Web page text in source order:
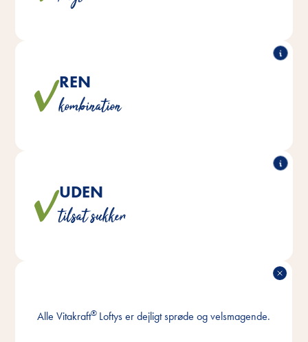
REN
kombination
Loftys indeholder ingen kunstige farve-,
smags- eller konserveringsmidler.
UDEN
tilsat sukker
Blandingerne er ikke tilsat sukker for at sikre en naturlig
belønning
Alle Vitakraft® Loftys er dejligt sprøde og velsmagende.